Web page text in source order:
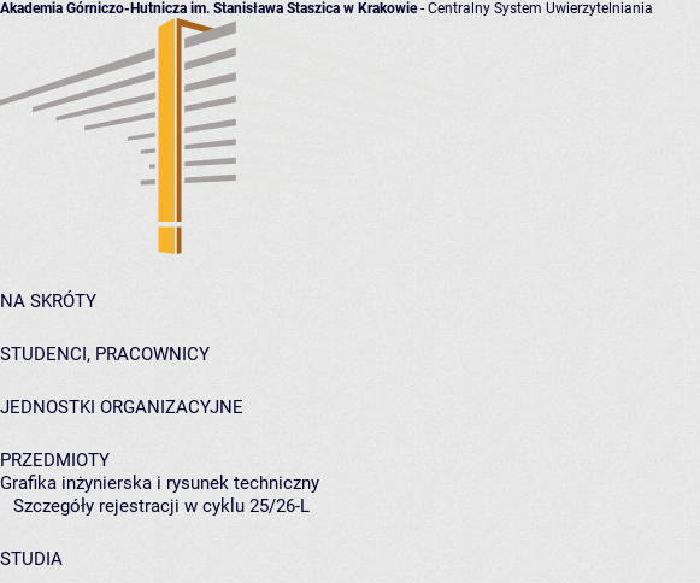
Akademia Górniczo-Hutnicza im. Stanisława Staszica w Krakowie- Centralny System Uwierzytelniania
NA SKRÓTY
STUDENCI, PRACOWNICY
JEDNOSTKI ORGANIZACYJNE
PRZEDMIOTY
Grafika inżynierska i rysunek techniczny
Szczegóły rejestracji w cyklu 25/26-L
STUDIA